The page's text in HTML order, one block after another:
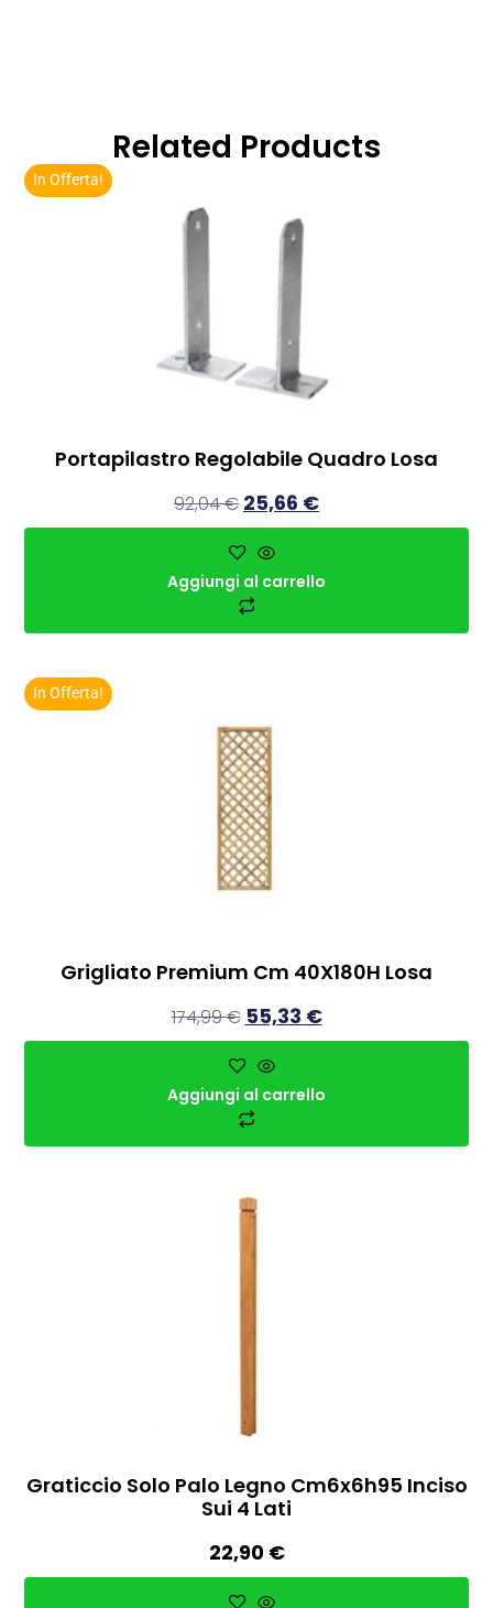
Related Products
In Offerta!
Portapilastro Regolabile Quadro Losa
92,04€ 25,66 €
Aggiungi al carrello
In Offerta!
Grigliato Premium Cm 40X180H Losa
174,99€ 55,33 €
Aggiungi al carrello
Graticcio Solo Palo Legno Cm6x6h95 Inciso
Sui 4 Lati
22,90 €